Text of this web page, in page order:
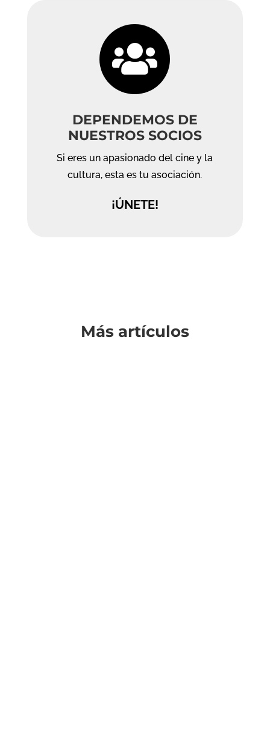

DEPENDEMOS DE
NUESTROS SOCIOS
Si eres un apasionado del cine y la
cultura, esta es tu asociación.
¡ÚNETE!
Más artículos